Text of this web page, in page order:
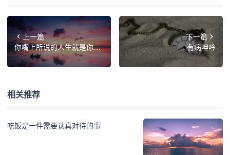
上一篇
你嘴上所说的人生就是你的
人生
下一篇
有病呻吟
相关推荐
吃饭是一件需要认真对待的事